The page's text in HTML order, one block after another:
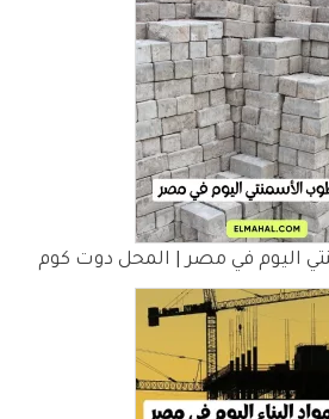
اليوم في مصر | المحل دوت كوم